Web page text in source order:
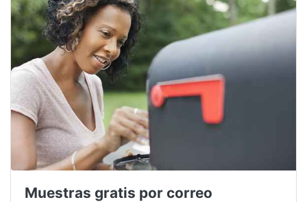
Muestras gratis por correo